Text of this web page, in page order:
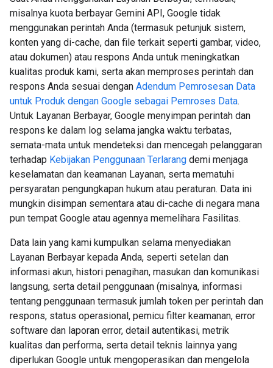
misalnya kuota berbayar Gemini API, Google tidak
menggunakan perintah Anda (termasuk petunjuk sistem,
konten yang di-cache, dan file terkait seperti gambar, video,
atau dokumen) atau respons Anda untuk meningkatkan
kualitas produk kami, serta akan memproses perintah dan
respons Anda sesuai dengan Adendum Pemrosesan Data
untuk Produk dengan Google sebagai Pemroses Data.
Untuk Layanan Berbayar, Google menyimpan perintah dan
respons ke dalam log selama jangka waktu terbatas,
semata-mata untuk mendeteksi dan mencegah pelanggaran
terhadap Kebijakan Penggunaan Terlarang demi menjaga
keselamatan dan keamanan Layanan, serta mematuhi
persyaratan pengungkapan hukum atau peraturan. Data ini
mungkin disimpan sementara atau di-cache di negara mana
pun tempat Google atau agennya memelihara Fasilitas.
Data lain yang kami kumpulkan selama menyediakan
Layanan Berbayar kepada Anda, seperti setelan dan
informasi akun, histori penagihan, masukan dan komunikasi
langsung, serta detail penggunaan (misalnya, informasi
tentang penggunaan termasuk jumlah token per perintah dan
respons, status operasional, pemicu filter keamanan, error
software dan laporan error, detail autentikasi, metrik
kualitas dan performa, serta detail teknis lainnya yang
diperlukan Google untuk mengoperasikan dan mengelola